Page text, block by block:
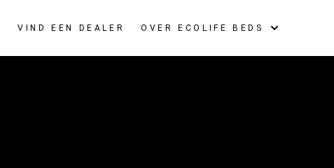
VIND EEN DEALER OVER ECOLIFE BEDS